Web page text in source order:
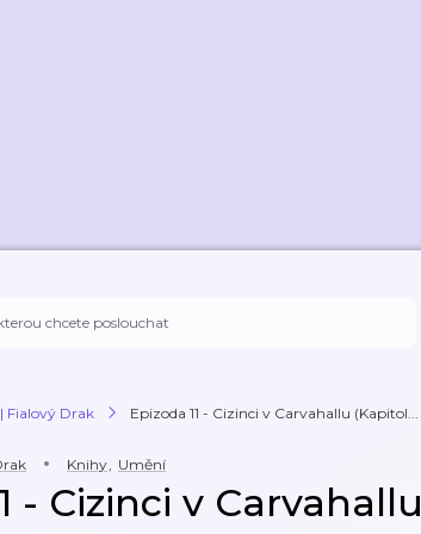
Fialový Drak Epizoda 11 - Cizinci v Carvahallu (Kapitol...
Knihy, Umění
- Cizinci v Carvahallu